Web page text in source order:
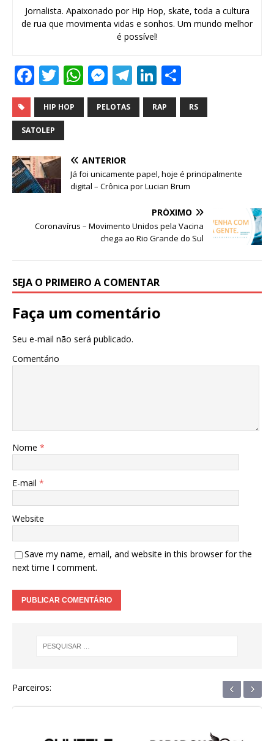
Jornalista. Apaixonado por Hip Hop, skate, toda a cultura
de rua que movimenta vidas e sonhos. Um mundo melhor
é possível!
F
a
c
e
b
o
o
T
w
it
te
r
W
h
at
A
p
p
M
e
ss
n
g
e
T
el
e
m
Li
n
k
n
h
ar
HIP HOP PELOTAS RAP RS
SATOLEP
ANTERIOR
Já foi unicamente papel, hoje é principalmente
digital – Crônica por Lucian Brum
PRÓXIMO
Coronavírus – Movimento Unidos pela Vacina
chega ao Rio Grande do Sul
SEJA O PRIMEIRO A COMENTAR
Faça um comentário
Seu e-mail não será publicado.
Comentário
Nome *
E-mail *
Website
Save my name, email, and website in this browser for the
next time I comment.
Parceiros: ‹ ›